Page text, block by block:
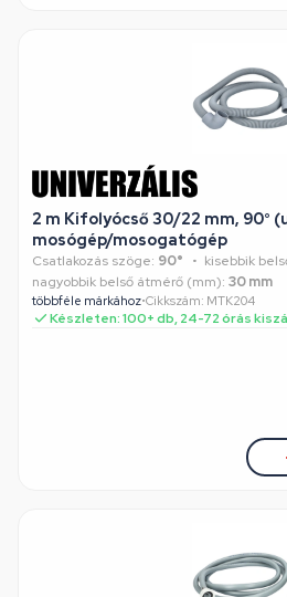
2 m Kifolyócső 30/22 mm, 90°
mosógép/mosogatógép
Csatlakozás szöge: 90° kisebbik
nagyobbik belső átmérő (mm): 30 mm
többféle márkához•Cikkszám: MTK204
Készleten: 100+ db, 24-72 órás